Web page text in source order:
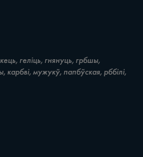
геліць, гнянуць, грбшы,
мужукў, папбўская, рббілі,